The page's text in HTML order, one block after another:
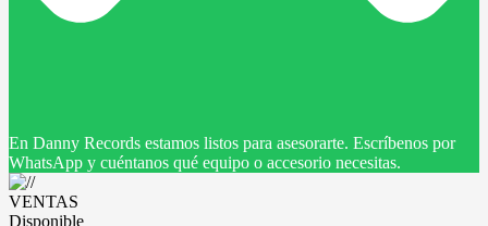
En Danny Records estamos listos para asesorarte. Escríbenos por
WhatsApp y cuéntanos qué equipo o accesorio necesitas.
VENTAS
Disponible